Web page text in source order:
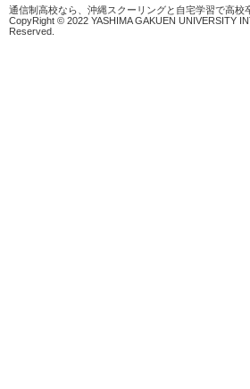
通信制高校なら、沖縄スクーリングと自宅学習で高
CopyRight © 2022 YASHIMA GAKUEN UNIVERSITY
Reserved.